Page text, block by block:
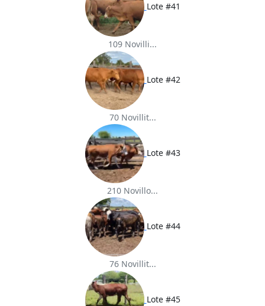
Lote #41
109 Novilli...
Lote #42
70 Novillit...
Lote #43
210 Novillo...
Lote #44
76 Novillit...
Lote #45